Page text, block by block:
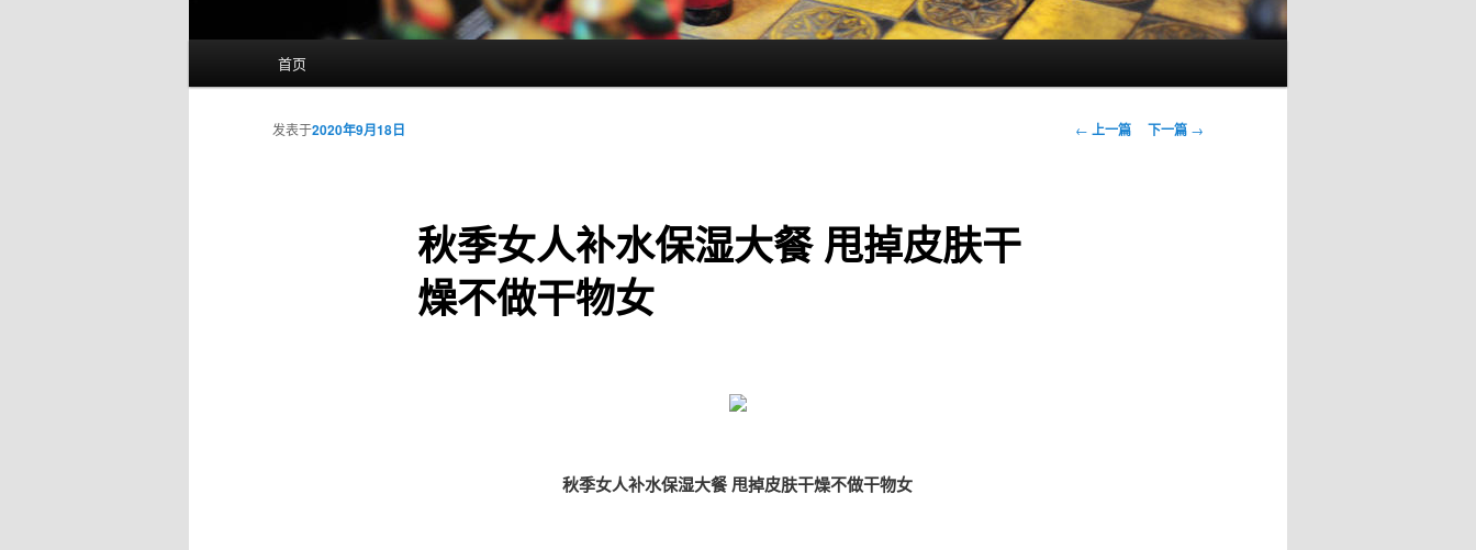
首页
文
← 上一篇 下一篇 →
秋季女人补水保湿大餐 甩掉皮肤干
燥不做干物女
发表于2020年9月18日
秋季女人补水保湿大餐 甩掉皮肤干燥不做干物女